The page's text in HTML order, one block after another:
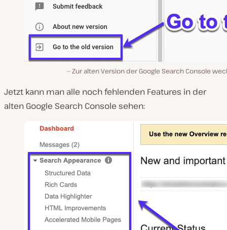
Zur alten Version der Google Search Console
Jetzt kann man alle noch fehlenden Features in der
alten Google Search Console sehen: